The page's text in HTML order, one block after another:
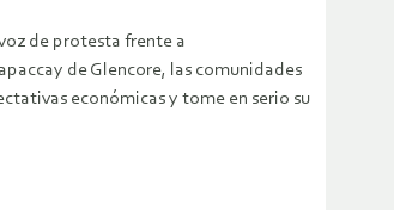
de protesta frente a
de Glencore, las comunidades
económicas y tome en serio su